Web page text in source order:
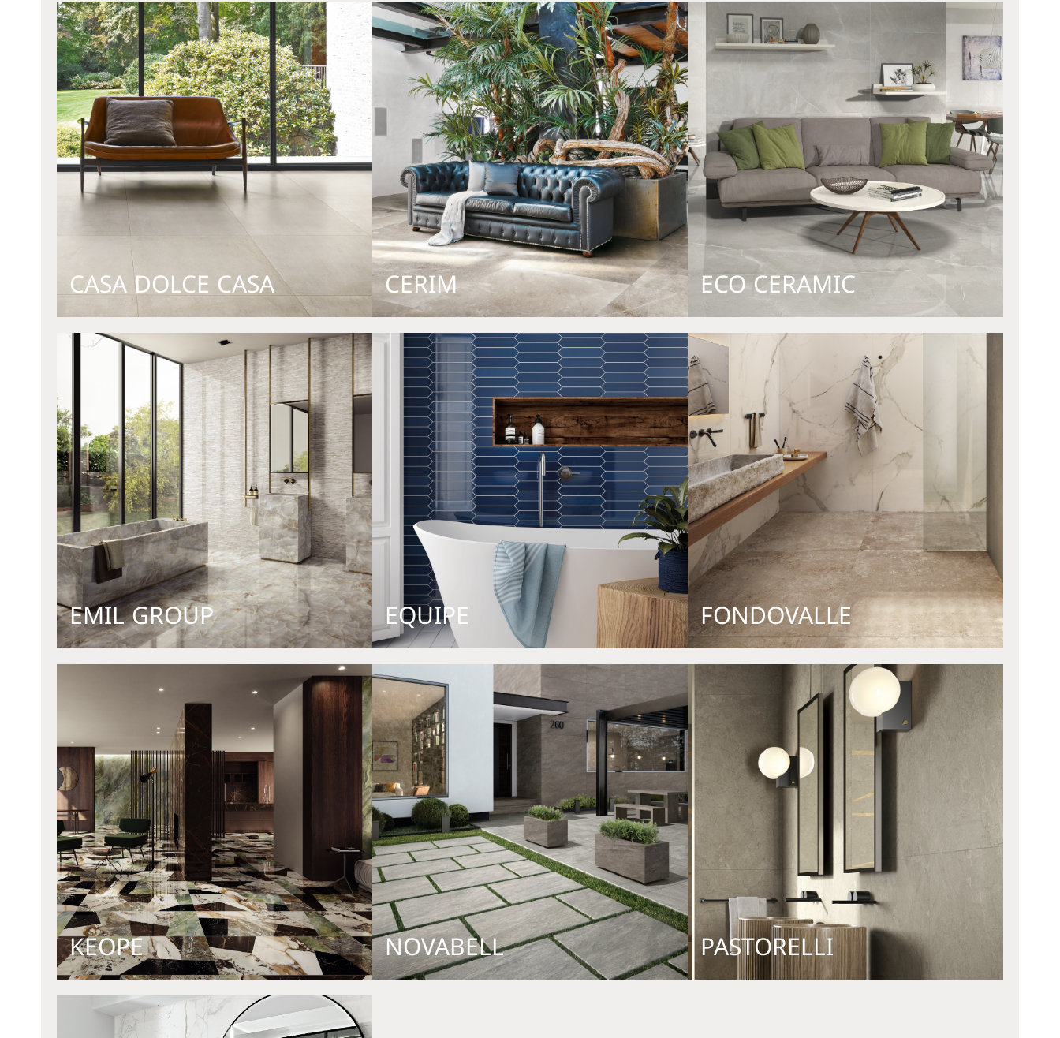
CASA DOLCE CASA CERIM ECO CERAMIC
EMIL GROUP EQUIPE FONDOVALLE
KEOPE NOVABELL PASTORELLI